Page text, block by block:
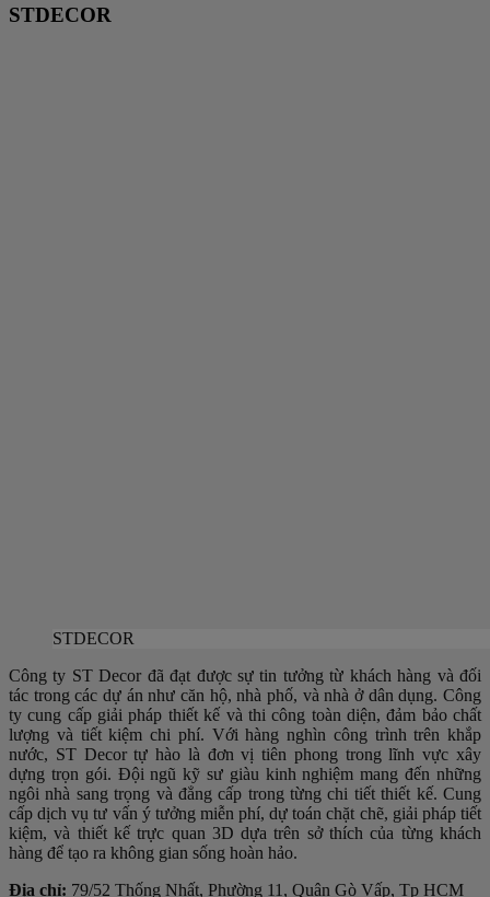
STDECOR
STDECOR
Công ty ST Decor đã đạt được sự tin tưởng từ khách hàng và đối
tác trong các dự án như căn hộ, nhà phố, và nhà ở dân dụng. Công
ty cung cấp giải pháp thiết kế và thi công toàn diện, đảm bảo chất
lượng và tiết kiệm chi phí. Với hàng nghìn công trình trên khắp
nước, ST Decor tự hào là đơn vị tiên phong trong lĩnh vực xây
dựng trọn gói. Đội ngũ kỹ sư giàu kinh nghiệm mang đến những
ngôi nhà sang trọng và đẳng cấp trong từng chi tiết thiết kế. Cung
cấp dịch vụ tư vấn ý tưởng miễn phí, dự toán chặt chẽ, giải pháp tiết
kiệm, và thiết kế trực quan 3D dựa trên sở thích của từng khách
hàng để tạo ra không gian sống hoàn hảo.
Địa chỉ: 79/52 Thống Nhất, Phường 11, Quận Gò Vấp, Tp HCM